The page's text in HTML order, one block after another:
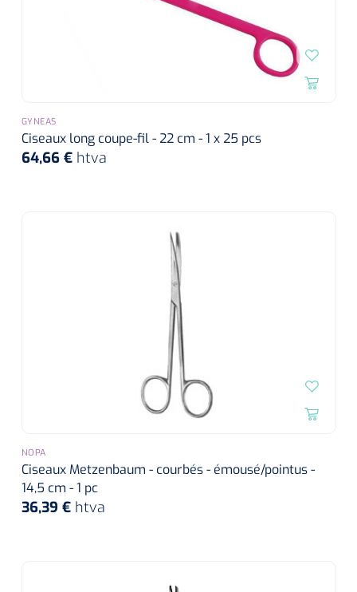
GYNEAS
Ciseaux long coupe-fil - 22 cm - 1 x 25 pcs
64,66 € htva
NOPA
Ciseaux Metzenbaum - courbés - émousé/pointus -
14,5 cm - 1 pc
36,39 € htva